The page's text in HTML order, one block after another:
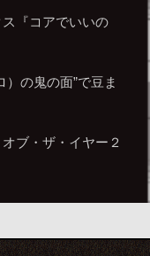
『コアでいいの
の鬼の面”で豆ま
ブ・ザ・イヤー２